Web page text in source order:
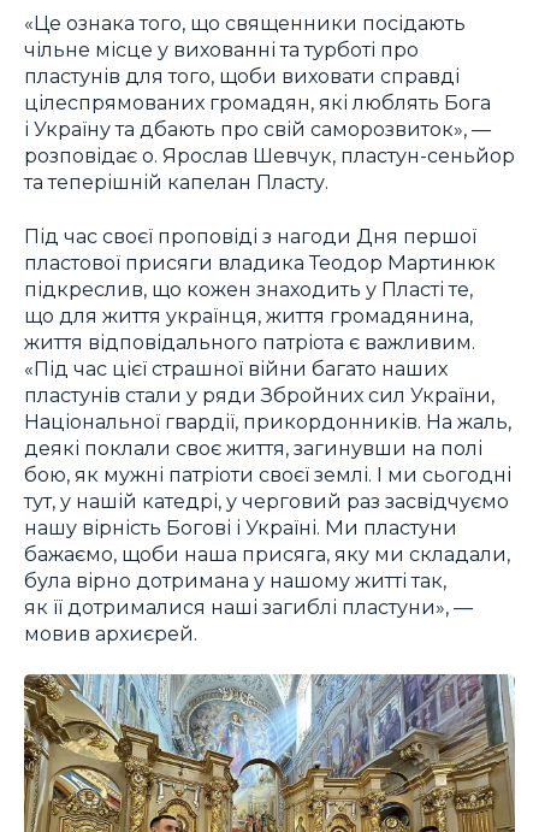
«Це ознака того, що священники посідають
чільне місце у вихованні та турботі про
пластунів для того, щоби виховати справді
цілеспрямованих громадян, які люблять Бога
і Україну та дбають про свій саморозвиток», —
розповідає о. Ярослав Шевчук, пластун-сеньйор
та теперішній капелан Пласту.
Під час своєї проповіді з нагоди Дня першої
пластової присяги владика Теодор Мартинюк
підкреслив, що кожен знаходить у Пласті те,
що для життя українця, життя громадянина,
життя відповідального патріота є важливим.
«Під час цієї страшної війни багато наших
пластунів стали у ряди Збройних сил України,
Національної гвардії, прикордонників. На жаль,
деякі поклали своє життя, загинувши на полі
бою, як мужні патріоти своєї землі. І ми сьогодні
тут, у нашій катедрі, у черговий раз засвідчуємо
нашу вірність Богові і Україні. Ми пластуни
бажаємо, щоби наша присяга, яку ми складали,
була вірно дотримана у нашому житті так,
як її дотрималися наші загиблі пластуни», —
мовив архиєрей.